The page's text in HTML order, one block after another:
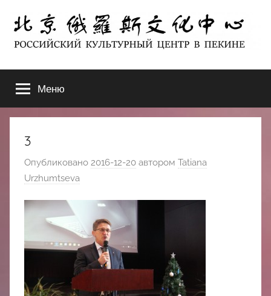
содержимому
北
京
俄
罗
斯
文
化
中
ЦЕНТР
В
ПЕКИНЕ
Меню
3
Опубликовано 2016-12-20 автором Tatiana
Urzhumtseva